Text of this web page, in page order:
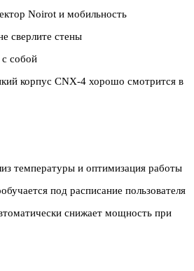
Noirot и мобильность
сверлите стены
собой
корпус CNX-4 хорошо смотрится в
температуры и оптимизация работы
под расписание пользователя
снижает мощность при